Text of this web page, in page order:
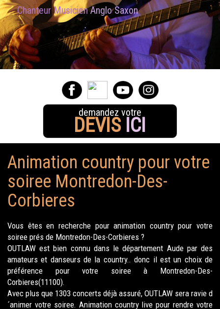
Chanteur MusicienAnglo Saxon
demandez votre
DEVIS ICI
Animation country pour votre
soiree Montredon-Des-
Corbieres
Vous êtes en recherche pour animation country pour votre
soiree prés de Montredon-Des-Corbieres ?
OUTLAW est bien connu dans le département Aude par des
amateurs et danseurs de la country.. donc il est un choix de
préférence pour votre soiree à Montredon-Des-
Corbieres(11100).
Avec plus que 1303 concerts déjà assuré, OUTLAW sera ravie d
´animer votre soiree. Animation country live pour rendre votre